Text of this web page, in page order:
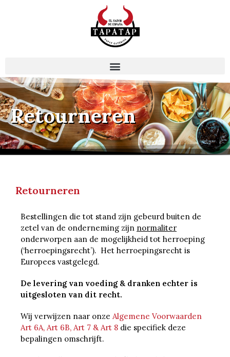
Retourneren
Retourneren
Bestellingen die tot stand zijn gebeurd buiten de
zetel van de onderneming zijn normaliter
onderworpen aan de mogelijkheid tot herroeping
(‘herroepingsrecht’). Het herroepingsrecht is
Europees vastgelegd.
De levering van voeding & dranken echter is
uitgesloten van dit recht.
Wij verwijzen naar onze Algemene Voorwaarden
Art 6A, Art 6B, Art 7 & Art 8 die specifiek deze
bepalingen omschrijft.